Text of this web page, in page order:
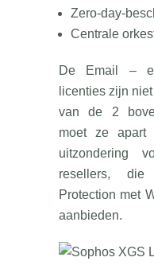
Zero-day-
Centrale
De Email –
licenties zijn
van de 2
moet ze apart
uitzondering
resellers,
Protection met
aanbieden.